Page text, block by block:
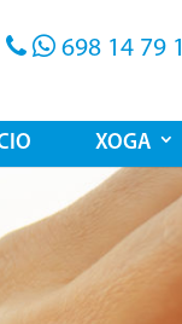
698 14 79
XOGA